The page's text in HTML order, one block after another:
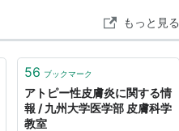
もっと見る
56 ブックマーク
アトピー性皮膚炎に関する情
報 / 九州大学医学部 皮膚科学
教室